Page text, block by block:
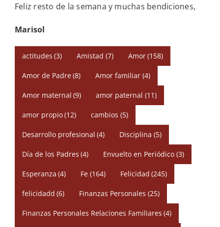
Feliz resto de la semana y muchas bendiciones,
Marisol
actitudes (3) Amistad (7) Amor(158)
Amor de Padre(8) Amor familiar (4)
Amor maternal (9) amor paternal (11)
amor propio(12) cambios (5)
Desarrollo profesional (4) Disciplina (5)
Día de los Padres (4) Envuelto en Periódico (3)
Esperanza (4) Fe (164) Felicidad (245)
felicidadd (6) Finanzas Personales (25)
Finanzas Personales Relaciones Familiares (4)